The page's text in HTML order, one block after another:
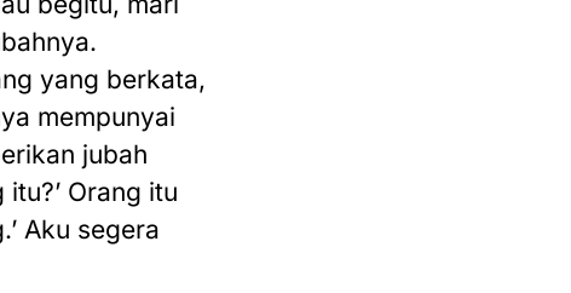
yang berkata,
mempunyai
jubah
Orang itu
Aku segera